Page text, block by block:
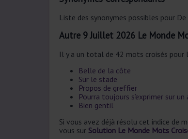
Liste des synonymes possibles pour De
Autre 9 Juillet 2026 Le Monde
Il y a un total de 42 mots croisés pour
Belle de la côte
Sur le stade
Propos de greffier
Pourra toujours s’exprimer sur
Bien gentil
Si vous avez déjà résolu cet indice de
vous sur Solution Le Monde Mots